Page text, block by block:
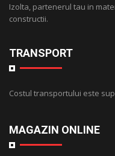
Izolta, partenerul tau in
constructii.
TRANSPORT
Costul transportului este
MAGAZIN ONLINE